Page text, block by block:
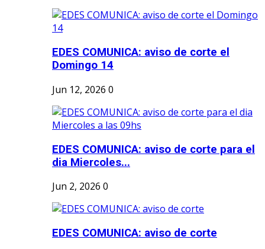
EDES COMUNICA: aviso de corte el
Domingo 14
Jun 12, 2026 0
EDES COMUNICA: aviso de corte para el
dia Miercoles...
Jun 2, 2026 0
EDES COMUNICA: aviso de corte